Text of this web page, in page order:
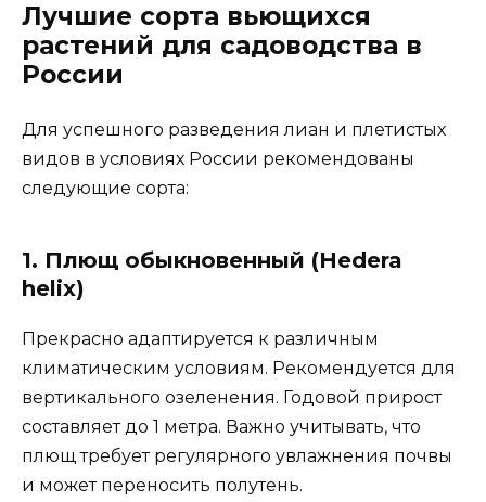
Лучшие сорта вьющихся
растений для садоводства в
России
Для успешного разведения лиан и плетистых
видов в условиях России рекомендованы
следующие сорта:
1. Плющ обыкновенный (Hedera
helix)
Прекрасно адаптируется к различным
климатическим условиям. Рекомендуется для
вертикального озеленения. Годовой прирост
составляет до 1 метра. Важно учитывать, что
плющ требует регулярного увлажнения почвы
и может переносить полутень.